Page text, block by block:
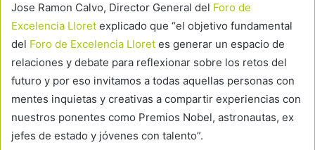
Jose Ramon Calvo, Director General del Foro de
Excelencia Lloret explicado que “el objetivo fundamental
del Foro de Excelencia Lloret es generar un espacio de
relaciones y debate para reflexionar sobre los retos del
futuro y por eso invitamos a todas aquellas personas con
mentes inquietas y creativas a compartir experiencias con
nuestros ponentes como Premios Nobel, astronautas, ex
jefes de estado y jóvenes con talento”.